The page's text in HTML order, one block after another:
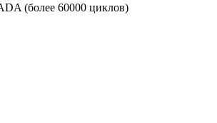
(более 60000 циклов)